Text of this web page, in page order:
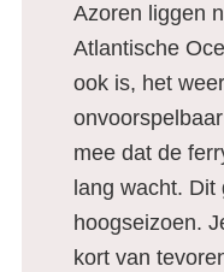
Azoren liggen
Atlantische
ook is, het
mee dat de
lang wacht.
hoogseizoen.
kort van